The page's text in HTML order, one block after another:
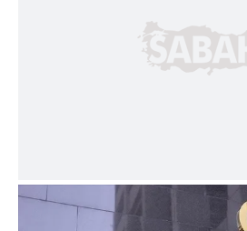
hazırlanmış Aydınlatma Metnimizi
ilgili mevzuata uygun olarak